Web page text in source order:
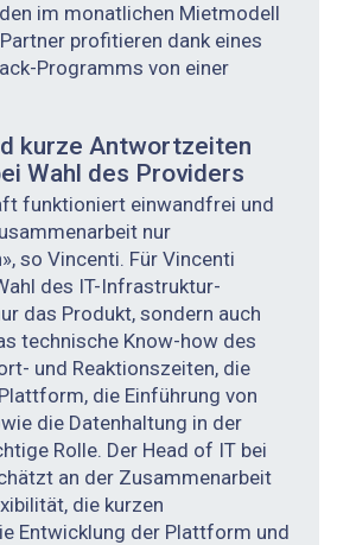
im monatlichen Mietmodell
profitieren dank eines
Programms von einer
kurze Antwortzeiten
Wahl des Providers
funktioniert einwandfrei und
nur
so Vincenti. Für Vincenti
des IT-Infrastruktur-
das Produkt, sondern auch
technische Know-how des
und Reaktionszeiten, die
die Einführung von
die Datenhaltung in der
Rolle. Der Head of IT bei
an der Zusammenarbeit
die kurzen
Entwicklung der Plattform und